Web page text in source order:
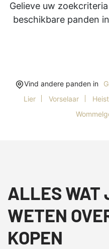
Gelieve uw
beschikbare panden
Vind andere panden in
Lier
Vorselaar
ALLES WAT
WETEN
KOPEN